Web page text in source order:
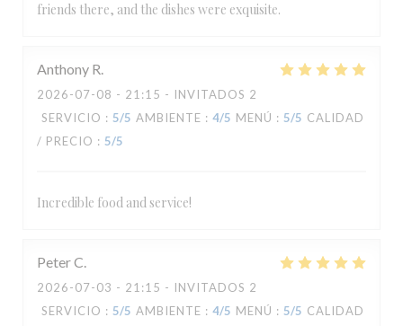
friends there, and the dishes were exquisite.
Anthony R
2026-07-08 - 21:15 - INVITADOS 2
SERVICIO : 5/5 AMBIENTE : 4/5 MENÚ : 5/5 CALIDAD
/ PRECIO : 5/5
Incredible food and service!
PeterC
2026-07-03 - 21:15 - INVITADOS 2
SERVICIO : 5/5 AMBIENTE : 4/5 MENÚ : 5/5 CALIDAD